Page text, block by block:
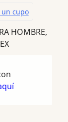
HOMBRE,